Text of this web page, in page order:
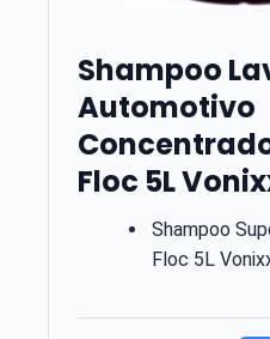
Shampoo
Automotivo
Floc 5L
Shampoo
Floc 5L